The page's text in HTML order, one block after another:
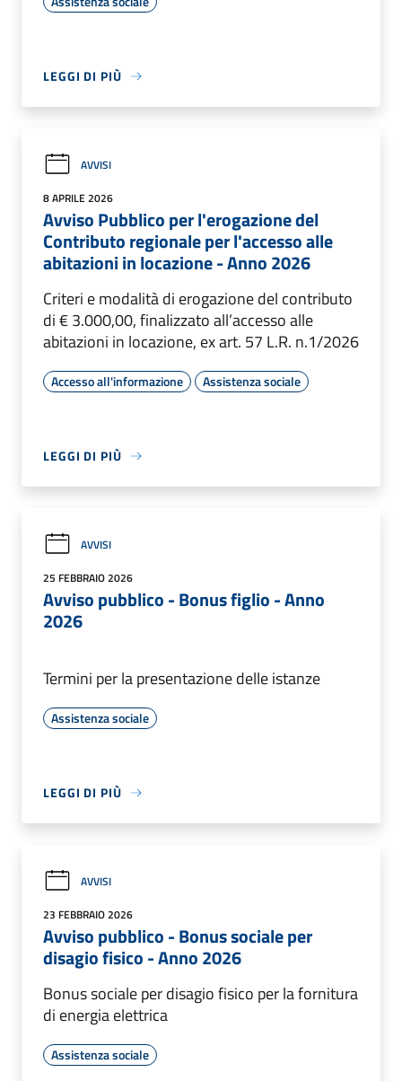
LEGGI DI PIÙ
AVVISI
8 APRILE 2026
Avviso Pubblico per l'erogazione del
Contributo regionale per l'accesso alle
abitazioni in locazione - Anno 2026
Criteri e modalità di erogazione del contributo
di € 3.000,00, finalizzato all’accesso alle
abitazioni in locazione, ex art. 57 L.R. n.1/2026
Accesso all'informazione Assistenza sociale
LEGGI DI PIÙ
AVVISI
25 FEBBRAIO 2026
Avviso pubblico - Bonus figlio - Anno
2026
Termini per la presentazione delle istanze
Assistenza sociale
LEGGI DI PIÙ
AVVISI
23 FEBBRAIO 2026
Avviso pubblico - Bonus sociale per
disagio fisico - Anno 2026
Bonus sociale per disagio fisico per la fornitura
di energia elettrica
Assistenza sociale